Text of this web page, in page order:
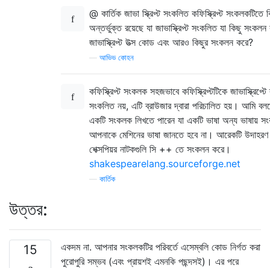
@ কার্তিক জাভা স্ক্রিপ্ট সংকলিত কফিস্ক্রিপ্ট সংকলকটিতে
অন্তর্ভুক্ত রয়েছে যা জাভাস্ক্রিপ্ট সংকলিত যা কিছু
জাভাস্ক্রিপ্ট উত্স কোড এবং আরও কিছুর সংকলন করে?
আভিভ কোহন
কফিস্ক্রিপ্ট সংকলক সহজভাবে কফিস্ক্রিপ্টটিকে
সংকলিত নয়, এটি ব্রাউজার দ্বারা পরিচালিত হয়। আমি
একটি সংকলক লিখতে পারেন যা একটি ভাষা অন্য ভাষায়
আপনাকে মেশিনের ভাষা জানতে হবে না। আরেকটি
শেক্সপিয়র নাটকগুলি সি ++ তে সংকলন করে।
shakespearelang.sourceforge.net
কার্তিক
উত্তর:
15
একদম না. আপনার সংকলকটির পরিবর্তে এসেম্বলি কোড নির্গত করা
পুরোপুরি সম্ভব (এবং প্রায়শই এমনকি পছন্দসই)। এর পরে